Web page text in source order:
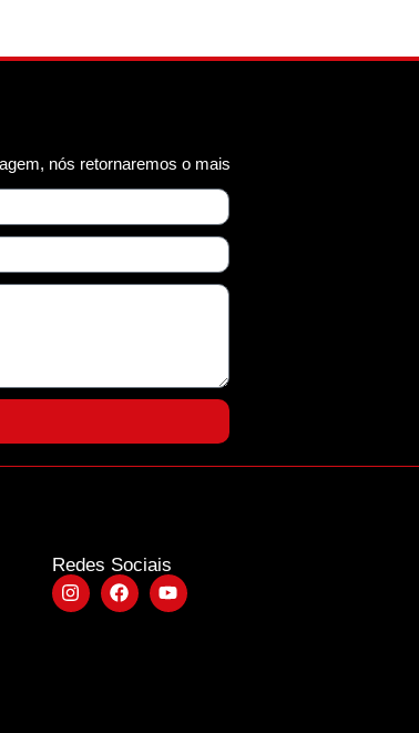
nós retornaremos o mais
Redes Sociais